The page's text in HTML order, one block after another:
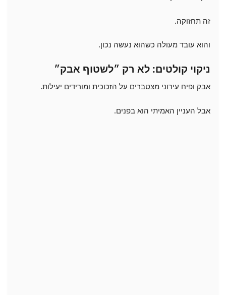
זה תחזוקה.
והוא עובד מעולה כשהוא נעשה נכון.
ניקוי קולטים: לא רק ״לשטוף אבק״
אבק ופיח עירוני מצטברים על הזכוכית ומורידים יעילות.
אבל העניין האמיתי הוא בפנים.